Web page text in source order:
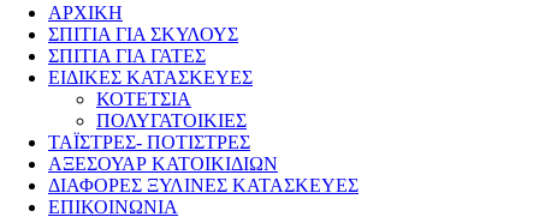
ΑΡΧΙΚΗ
ΣΠΙΤΙΑ ΓΙΑ ΣΚΥΛΟΥΣ
ΣΠΙΤΙΑ ΓΙΑ ΓΑΤΕΣ
ΕΙΔΙΚΕΣ ΚΑΤΑΣΚΕΥΕΣ
ΚΟΤΕΤΣΙΑ
ΠΟΛΥΓΑΤΟΙΚΙΕΣ
ΤΑΪΣΤΡΕΣ- ΠΟΤΙΣΤΡΕΣ
ΑΞΕΣΟΥΑΡ ΚΑΤΟΙΚΙΔΙΩΝ
ΔΙΑΦΟΡΕΣ ΞΥΛΙΝΕΣ ΚΑΤΑΣΚΕΥΕΣ
ΕΠΙΚΟΙΝΩΝΙΑ